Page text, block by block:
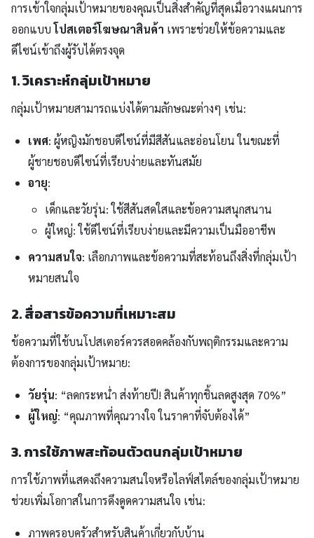
การเข้าใจกลุ่มเป้าหมายของคุณเป็นสิ่งสำคัญที่สุดเมื่อวางแผนการ
ออกแบบ โปสเตอร์โฆษณาสินค้า เพราะช่วยให้ข้อความและ
ดีไซน์เข้าถึงผู้รับได้ตรงจุด
1. วิเคราะห์กลุ่มเป้าหมาย
กลุ่มเป้าหมายสามารถแบ่งได้ตามลักษณะต่างๆ เช่น:
เพศ: ผู้หญิงมักชอบดีไซน์ที่มีสีสันและอ่อนโยน ในขณะที่
ผู้ชายชอบดีไซน์ที่เรียบง่ายและทันสมัย
อายุ:
เด็กและวัยรุ่น: ใช้สีสันสดใสและข้อความสนุกสนาน
ผู้ใหญ่: ใช้ดีไซน์ที่เรียบง่ายและมีความเป็นมืออาชีพ
ความสนใจ: เลือกภาพและข้อความที่สะท้อนถึงสิ่งที่กลุ่มเป้า
หมายสนใจ
2. สื่อสารข้อความที่เหมาะสม
ข้อความที่ใช้บนโปสเตอร์ควรสอดคล้องกับพฤติกรรมและความ
ต้องการของกลุ่มเป้าหมาย:
วัยรุ่น: “ลดกระหน่ำ ส่งท้ายปี! สินค้าทุกชิ้นลดสูงสุด 70%”
ผู้ใหญ่: “คุณภาพที่คุณวางใจ ในราคาที่จับต้องได้”
3. การใช้ภาพสะท้อนตัวตนกลุ่มเป้าหมาย
การใช้ภาพที่แสดงถึงความสนใจหรือไลฟ์สไตล์ของกลุ่มเป้าหมาย
ช่วยเพิ่มโอกาสในการดึงดูดความสนใจ เช่น:
ภาพครอบครัวสำหรับสินค้าเกี่ยวกับบ้าน